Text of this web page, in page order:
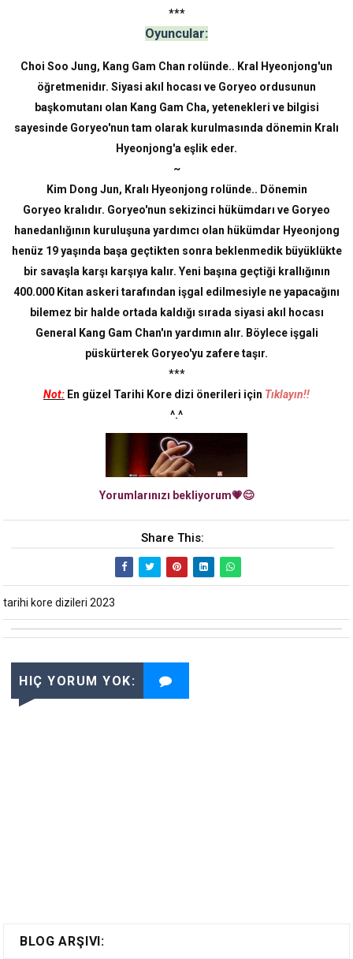
***
Oyuncular:
Choi Soo Jung, Kang Gam Chan rolünde.. Kral Hyeonjong'un
öğretmenidır. Siyasi akıl hocası ve Goryeo ordusunun
başkomutanı olan Kang Gam Cha, yetenekleri ve bilgisi
sayesinde Goryeo'nun tam olarak kurulmasında dönemin Kralı
Hyeonjong'a eşlik eder.
~
Kim Dong Jun, Kralı Hyeonjong rolünde.. Dönemin
Goryeo kralıdır. Goryeo'nun sekizinci hükümdarı ve Goryeo
hanedanlığının kuruluşuna yardımcı olan hükümdar Hyeonjong
henüz 19 yaşında başa geçtikten sonra beklenmedik büyüklükte
bir savaşla karşı karşıya kalır. Yeni başına geçtiği krallığının
400.000 Kitan askeri tarafından işgal edilmesiyle ne yapacağını
bilemez bir halde ortada kaldığı sırada siyasi akıl hocası
General Kang Gam Chan'ın yardımın alır. Böylece işgali
püskürterek Goryeo'yu zafere taşır.
***
Not: En güzel Tarihi Kore dizi önerileri için Tıklayın!!
^.^
Yorumlarınızı bekliyorum💗😊
Share This:
tarihi kore dizileri 2023
HIÇ YORUM YOK:
BLOG ARŞIVI: